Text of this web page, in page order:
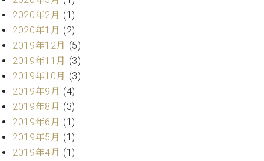
問
い
合
わ
せ
ア
ー
テ
ィ
ス
2020年2月 (1)
2020年1月 (2)
2019年12月 (5)
2019年11月 (3)
2019年10月 (3)
2019年9月 (4)
2019年8月 (3)
2019年6月 (1)
2019年5月 (1)
2019年4月 (1)